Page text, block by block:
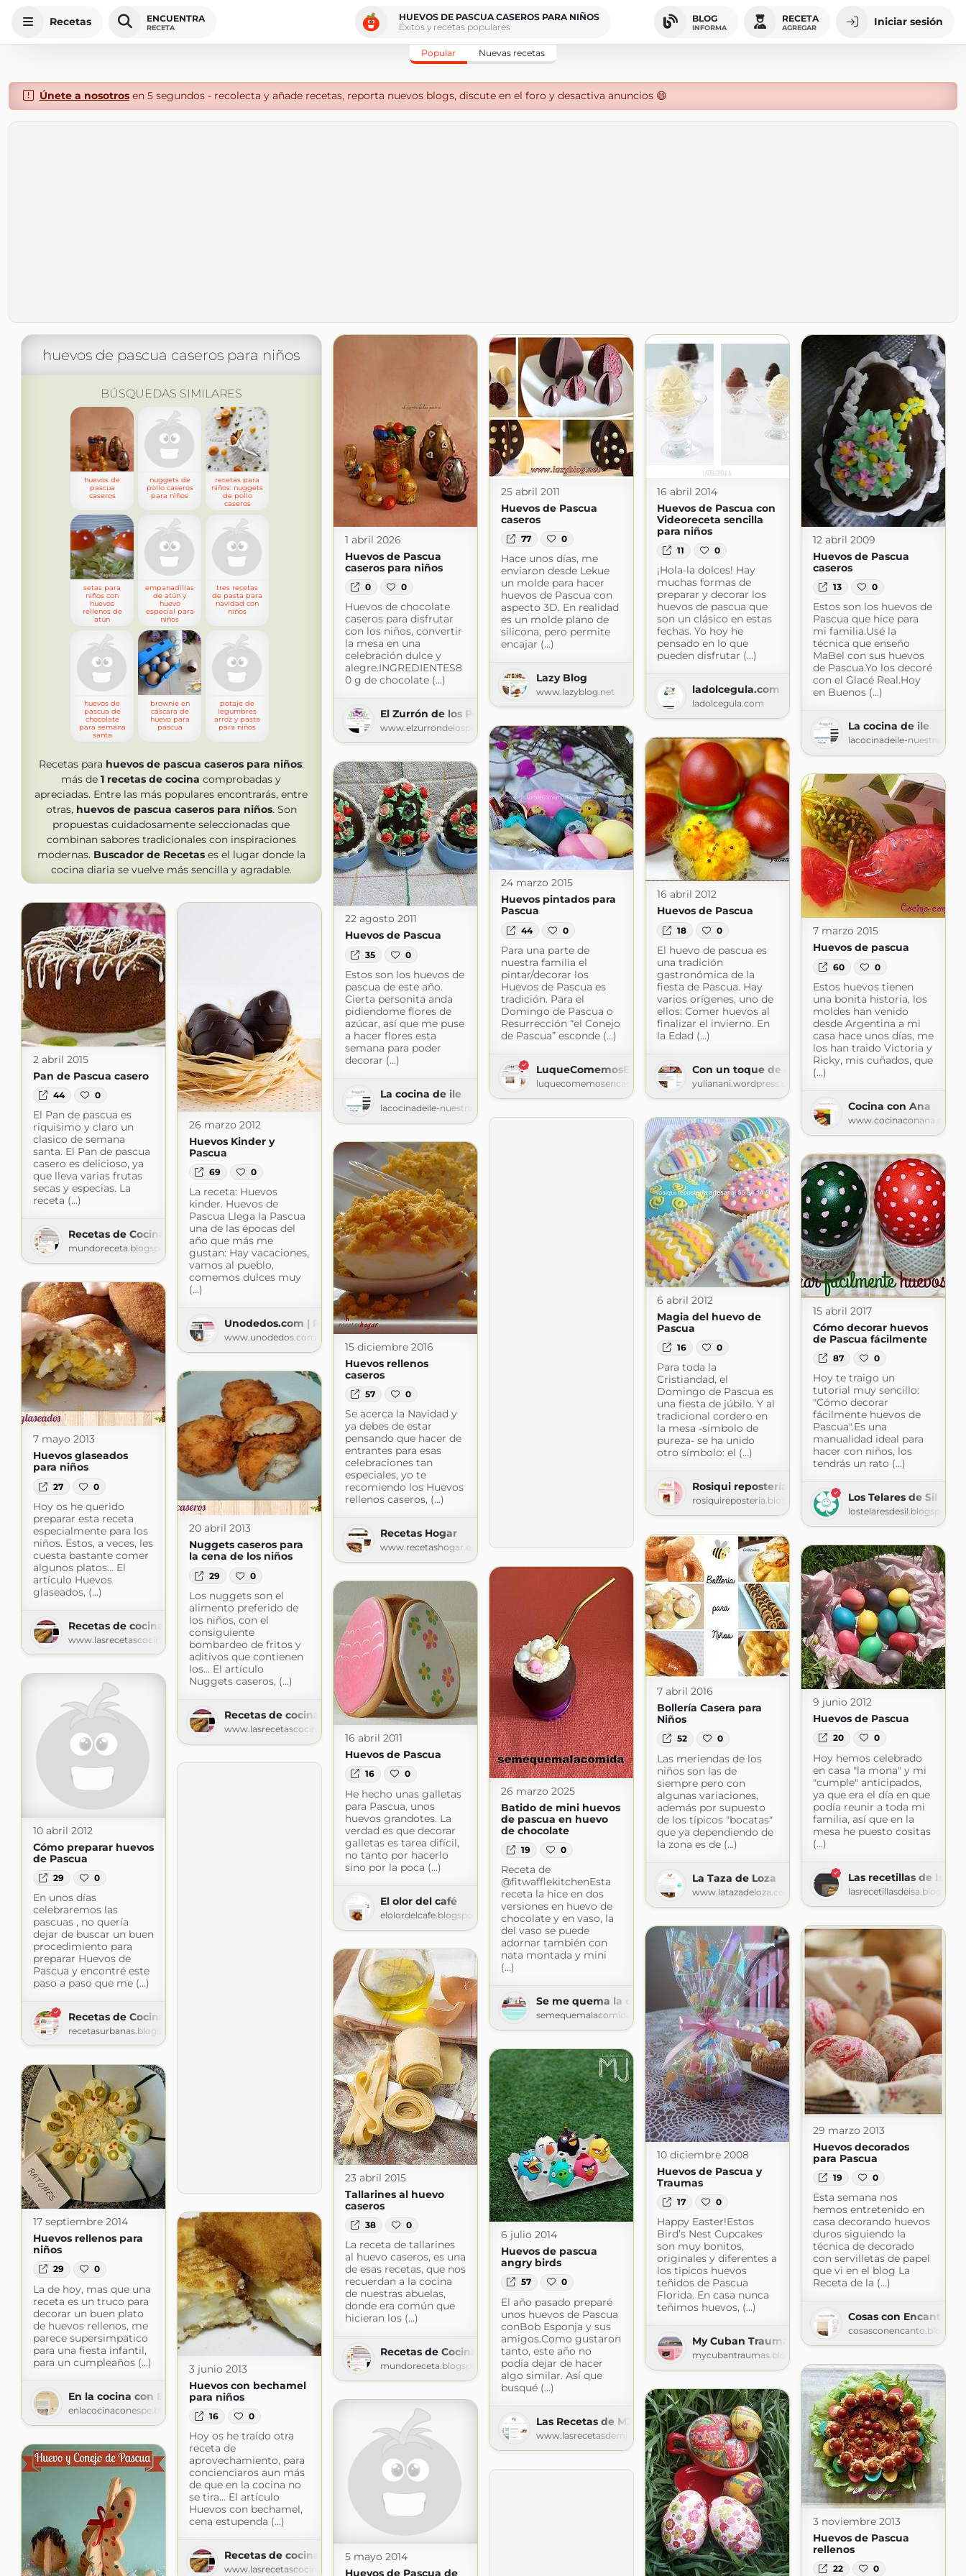
Recetas ENCUENTRA
RECETA
HUEVOS DE PASCUA CASEROS PARA NIÑOS
Éxitos y recetas populares
BLOG
INFORMA
RECETA
AGREGAR Iniciar sesión
Popular Nuevas recetas
Únete a nosotrosen 5 segundos - recolecta y añade recetas, reporta nuevos blogs, discute en el foro y desactiva anuncios 😄
huevos de pascua caseros para niños
BÚSQUEDAS SIMILARES
huevos de
pascua
caseros
nuggets de
pollo caseros
para niños
recetas para
niños: nuggets
de pollo
caseros
setas para
niños con
huevos
rellenos de
atún
empanadillas
de atún y
huevo
especial para
niños
tres recetas
de pasta para
navidad con
niños
huevos de
pascua de
chocolate
para semana
santa
brownie en
cáscara de
huevo para
pascua
potaje de
legumbres
arroz y pasta
para niños
Recetas para huevos de pascua caseros para niños:
más de 1 recetas de cocina comprobadas y
apreciadas. Entre las más populares encontrarás, entre
otras, huevos de pascua caseros para niños. Son
propuestas cuidadosamente seleccionadas que
combinan sabores tradicionales con inspiraciones
modernas. Buscador de Recetases el lugar donde la
cocina diaria se vuelve más sencilla y agradable.
1 abril 2026
Huevos de Pascua
caseros para niños
0 0
Huevos de chocolate
caseros para disfrutar
con los niños, convertir
la mesa en una
celebración dulce y
alegre.INGREDIENTES8
0 g de chocolate (...)
El Zurrón de los Postres
www.elzurrondelospostres.com
25 abril 2011
Huevos de Pascua
caseros
77 0
Hace unos días, me
enviaron desde Lekue
un molde para hacer
huevos de Pascua con
aspecto 3D. En realidad
es un molde plano de
silicona, pero permite
encajar (...)
Lazy Blog
www.lazyblog.net
16 abril 2014
Huevos de Pascua con
Videoreceta sencilla
para niños
11 0
¡Hola-la dolces! Hay
muchas formas de
preparar y decorar los
huevos de pascua que
son un clásico en estas
fechas. Yo hoy he
pensado en lo que
pueden disfrutar (...)
ladolcegula.com
ladolcegula.com
12 abril 2009
Huevos de Pascua
caseros
13 0
Estos son los huevos de
Pascua que hice para
mi familia.Usé la
técnica que enseño
MaBel con sus huevos
de Pascua.Yo los decoré
con el Glacé Real.Hoy
en Buenos (...)
La cocina de ile
lacocinadeile-
24 marzo 2015
Huevos pintados para
Pascua
44 0
Para una parte de
nuestra familia el
pintar/decorar los
Huevos de Pascua es
tradición. Para el
Domingo de Pascua o
Resurrección “el Conejo
de Pascua” esconde (...)
LuqueComemosEnCasa
luquecomemosencasa.blogspot.com
16 abril 2012
Huevos de Pascua
18 0
El huevo de pascua es
una tradición
gastronómica de la
fiesta de Pascua. Hay
varios orígenes, uno de
ellos: Comer huevos al
finalizar el invierno. En
la Edad (...)
Con un toque de canela
yulianani.wordpress.com
22 agosto 2011
Huevos de Pascua
35 0
Estos son los huevos de
pascua de este año.
Cierta personita anda
pidiendome flores de
azúcar, así que me puse
a hacer flores esta
semana para poder
decorar (...)
La cocina de ile
lacocinadeile-nuestrasrecetas.blogspot.com
7 marzo 2015
Huevos de pascua
60 0
Estos huevos tienen
una bonita historia, los
moldes han venido
desde Argentina a mi
casa hace unos días, me
los han traido Victoria y
Ricky, mis cuñados, que
(...)
Cocina con Ana
www.cocinaconana.com
2 abril 2015
Pan de Pascua casero
44 0
El Pan de pascua es
riquisimo y claro un
clasico de semana
santa. El Pan de pascua
casero es delicioso, ya
que lleva varias frutas
secas y especias. La
receta (...)
Recetas de Cocina faciles
mundoreceta.blogspot.com
26 marzo 2012
Huevos Kinder y
Pascua
69 0
La receta: Huevos
kinder. Huevos de
Pascua Llega la Pascua
una de las épocas del
año que más me
gustan: Hay vacaciones,
vamos al pueblo,
comemos dulces muy
(...)
Unodedos.com | Recetas de cocina con fotos. Recetas paso a paso.
www.unodedos.com
6 abril 2012
Magia del huevo de
Pascua
16 0
Para toda la
Cristiandad, el
Domingo de Pascua es
una fiesta de júbilo. Y al
tradicional cordero en
la mesa -símbolo de
pureza- se ha unido
otro símbolo: el (...)
Rosiqui repostería artesanal
rosiquireposteria.blogspot.com
15 diciembre 2016
Huevos rellenos
caseros
57 0
Se acerca la Navidad y
ya debes de estar
pensando que hacer de
entrantes para esas
celebraciones tan
especiales, yo te
recomiendo los Huevos
rellenos caseros, (...)
Recetas Hogar
www.recetashogar.es
15 abril 2017
Cómo decorar huevos
de Pascua fácilmente
87 0
Hoy te traigo un
tutorial muy sencillo:
"Cómo decorar
fácilmente huevos de
Pascua".Es una
manualidad ideal para
hacer con niños, los
tendrás un rato (...)
Los Telares de Sil
7 mayo 2013
Huevos glaseados
para niños
27 0
Hoy os he querido
preparar esta receta
especialmente para los
niños. Estos, a veces, les
cuesta bastante comer
algunos platos... El
artículo Huevos
glaseados, (...)
Recetas de cocina
www.lasrecetascocina.com
20 abril 2013
Nuggets caseros para
la cena de los niños
29 0
Los nuggets son el
alimento preferido de
los niños, con el
consiguiente
bombardeo de fritos y
aditivos que contienen
los... El artículo
Nuggets caseros, (...)
Recetas de cocina
www.lasrecetascocina.com
7 abril 2016
Bollería Casera para
Niños
52 0
Las meriendas de los
niños son las de
siempre pero con
algunas variaciones,
además por supuesto
de los típicos "bocatas"
que ya dependiendo de
la zona es de (...)
La Taza de Loza
www.latazadeloza.com
9 junio 2012
Huevos de Pascua
20 0
Hoy hemos celebrado
en casa "la mona" y mi
"cumple" anticipados,
ya que era el día en que
podía reunir a toda mi
familia, así que en la
mesa he puesto cositas
(...)
Las recetillas de Isa
26 marzo 2025
Batido de mini huevos
de pascua en huevo
de chocolate
19 0
Receta de
@fitwafflekitchenEsta
receta la hice en dos
versiones en huevo de
chocolate y en vaso, la
del vaso se puede
adornar también con
nata montada y mini
(...)
Se me quema la comida
semequemalacomida.blogspot.com
16 abril 2011
Huevos de Pascua
16 0
He hecho unas galletas
para Pascua, unos
huevos grandotes. La
verdad es que decorar
galletas es tarea difícil,
no tanto por hacerlo
sino por la poca (...)
El olor del café
elolordelcafe.blogspot.com
10 abril 2012
Cómo preparar huevos
de Pascua
29 0
En unos días
celebraremos las
pascuas , no quería
dejar de buscar un buen
procedimiento para
preparar Huevos de
Pascua y encontré este
paso a paso que me (...)
Recetas de Cocina Latinoamericana
recetasurbanas.blogspot.com
29 marzo 2013
Huevos decorados
para Pascua
19 0
Esta semana nos
hemos entretenido en
casa decorando huevos
duros siguiendo la
técnica de decorado
con servilletas de papel
que vi en el blog La
Receta de la (...)
Cosas con Encanto
10 diciembre 2008
Huevos de Pascua y
Traumas
17 0
Happy Easter!Estos
Bird’s Nest Cupcakes
son muy bonitos,
originales y diferentes a
los tipicos huevos
teñidos de Pascua
Florida. En casa nunca
teñimos huevos, (...)
My Cuban Traumas
mycubantraumas.blogspot.com
23 abril 2015
Tallarines al huevo
caseros
38 0
La receta de tallarines
al huevo caseros, es una
de esas recetas, que nos
recuerdan a la cocina
de nuestras abuelas,
donde era común que
hicieran los (...)
Recetas de Cocina faciles
mundoreceta.blogspot.com
6 julio 2014
Huevos de pascua
angry birds
57 0
El año pasado preparé
unos huevos de Pascua
conBob Esponja y sus
amigos.Como gustaron
tanto, este año no
podía dejar de hacer
algo similar. Así que
busqué (...)
Las Recetas de MJ
www.lasrecetasdemj.com
17 septiembre 2014
Huevos rellenos para
niños
29 0
La de hoy, mas que una
receta es un truco para
decorar un buen plato
de huevos rellenos, me
parece supersimpatico
para una fiesta infantil,
para un cumpleaños (...)
En la cocina con Espe
enlacocinaconespe.blogspot.com
3 junio 2013
Huevos con bechamel
para niños
16 0
Hoy os he traído otra
receta de
aprovechamiento, para
concienciaros aun más
de que en la cocina no
se tira... El artículo
Huevos con bechamel,
cena estupenda (...)
Recetas de cocina
www.lasrecetascocina.com
3 noviembre 2013
Huevos de Pascua
rellenos
22 0
5 mayo 2014
Huevos de Pascua de